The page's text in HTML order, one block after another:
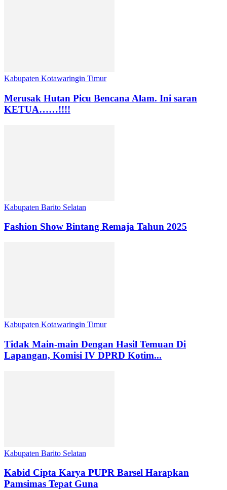
Kabupaten Kotawaringin Timur
Merusak Hutan Picu Bencana Alam. Ini saran
KETUA……!!!!
Kabupaten Barito Selatan
Fashion Show Bintang Remaja Tahun 2025
Kabupaten Kotawaringin Timur
Tidak Main-main Dengan Hasil Temuan Di
Lapangan, Komisi IV DPRD Kotim...
Kabupaten Barito Selatan
Kabid Cipta Karya PUPR Barsel Harapkan
Pamsimas Tepat Guna